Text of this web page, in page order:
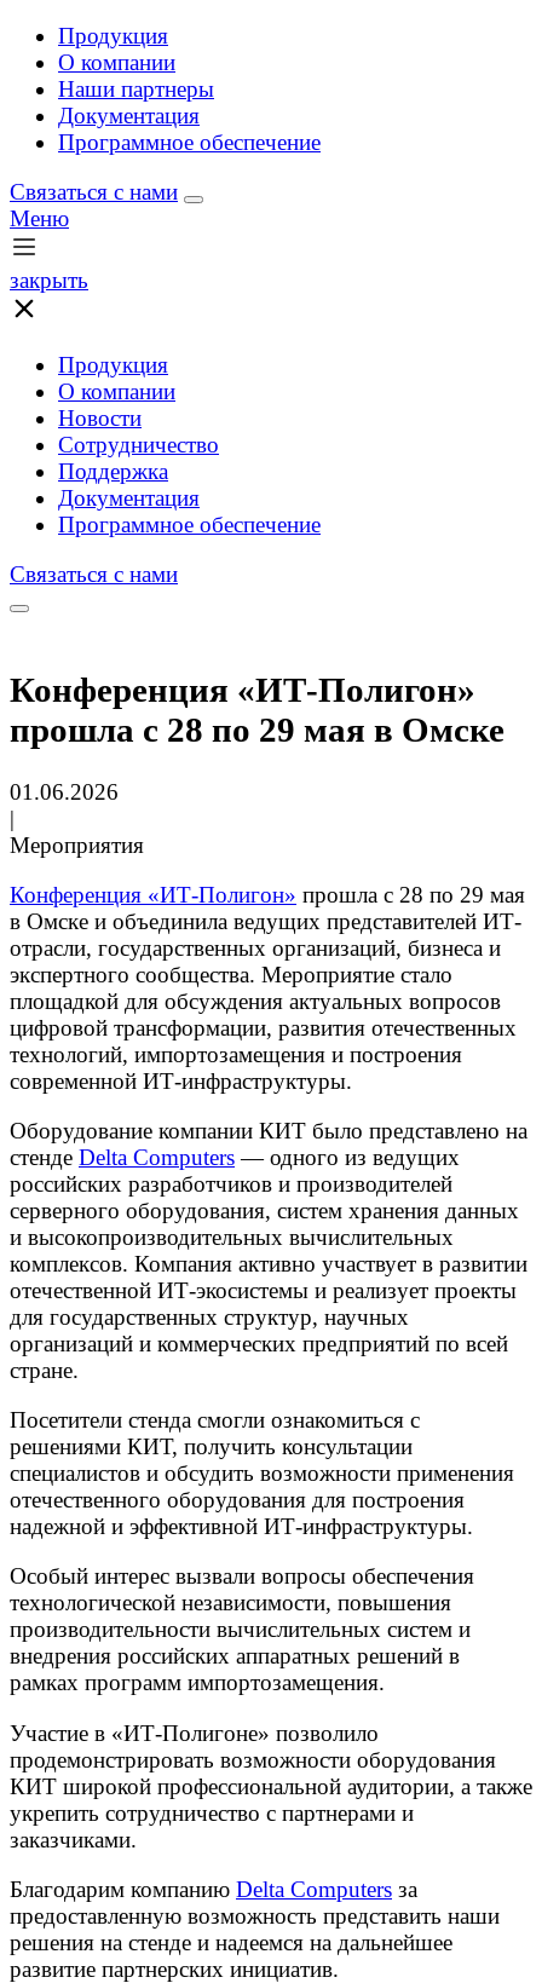
Продукция
О компании
Наши партнеры
Документация
Программное обеспечение
Связаться с нами
Меню
закрыть
Продукция
О компании
Новости
Сотрудничество
Поддержка
Документация
Программное обеспечение
Связаться с нами
Конференция «ИТ-Полигон»
прошла с 28 по 29 мая в Омске
01.06.2026
|
Мероприятия
Конференция «ИТ-Полигон» прошла с 28 по 29 мая
в Омске и объединила ведущих представителей ИТ-
отрасли, государственных организаций, бизнеса и
экспертного сообщества. Мероприятие стало
площадкой для обсуждения актуальных вопросов
цифровой трансформации, развития отечественных
технологий, импортозамещения и построения
современной ИТ-инфраструктуры.
Оборудование компании КИТ было представлено на
стенде Delta Computers— одного из ведущих
российских разработчиков и производителей
серверного оборудования, систем хранения данных
и высокопроизводительных вычислительных
комплексов. Компания активно участвует в развитии
отечественной ИТ-экосистемы и реализует проекты
для государственных структур, научных
организаций и коммерческих предприятий по всей
стране.
Посетители стенда смогли ознакомиться с
решениями КИТ, получить консультации
специалистов и обсудить возможности применения
отечественного оборудования для построения
надежной и эффективной ИТ-инфраструктуры.
Особый интерес вызвали вопросы обеспечения
технологической независимости, повышения
производительности вычислительных систем и
внедрения российских аппаратных решений в
рамках программ импортозамещения.
Участие в «ИТ-Полигоне» позволило
продемонстрировать возможности оборудования
КИТ широкой профессиональной аудитории, а также
укрепить сотрудничество с партнерами и
заказчиками.
Благодарим компанию Delta Computers за
предоставленную возможность представить наши
решения на стенде и надеемся на дальнейшее
развитие партнерских инициатив.